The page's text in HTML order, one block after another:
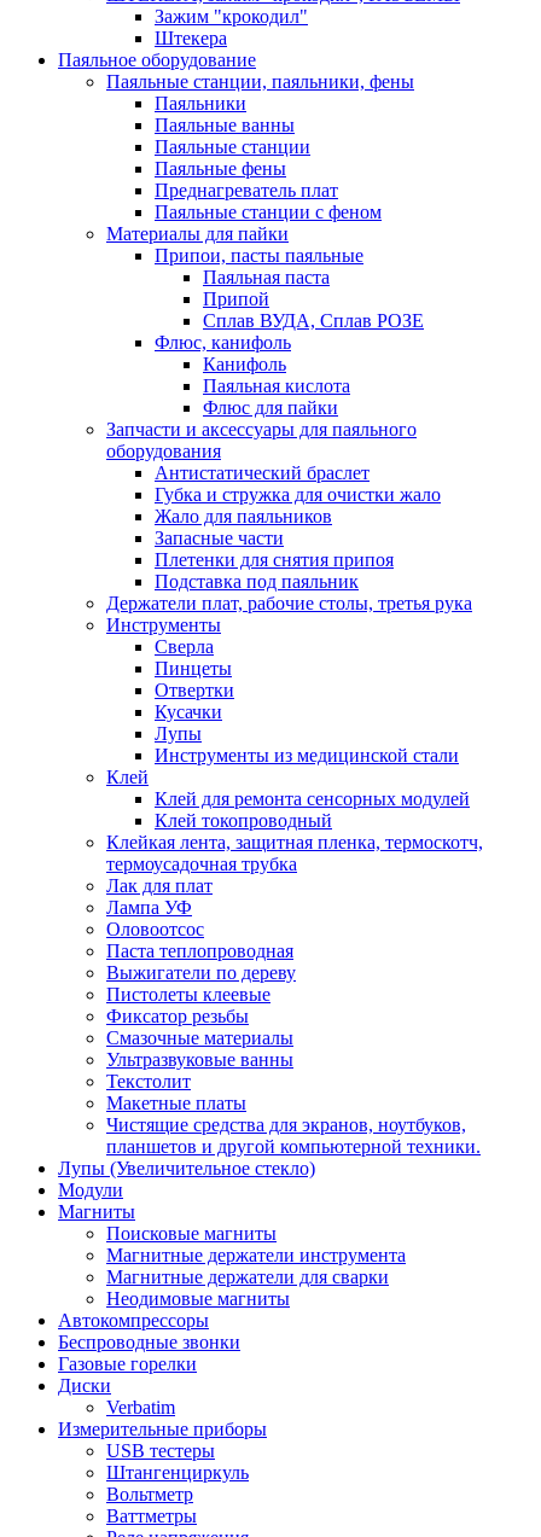
Зажим "крокодил"
Штекера
Паяльное оборудование
Паяльные станции, паяльники, фены
Паяльники
Паяльные ванны
Паяльные станции
Паяльные фены
Преднагреватель плат
Паяльные станции с феном
Материалы для пайки
Припои, пасты паяльные
Паяльная паста
Припой
Сплав ВУДА, Сплав РОЗЕ
Флюс, канифоль
Канифоль
Паяльная кислота
Флюс для пайки
Запчасти и аксессуары для паяльного
оборудования
Антистатический браслет
Губка и стружка для очистки жало
Жало для паяльников
Запасные части
Плетенки для снятия припоя
Подставка под паяльник
Держатели плат, рабочие столы, третья рука
Инструменты
Сверла
Пинцеты
Отвертки
Кусачки
Лупы
Инструменты из медицинской стали
Клей
Клей для ремонта сенсорных модулей
Клей токопроводный
Клейкая лента, защитная пленка, термоскотч,
термоусадочная трубка
Лак для плат
Лампа УФ
Оловоотсос
Паста теплопроводная
Выжигатели по дереву
Пистолеты клеевые
Фиксатор резьбы
Смазочные материалы
Ультразвуковые ванны
Текстолит
Макетные платы
Чистящие средства для экранов, ноутбуков,
планшетов и другой компьютерной техники.
Лупы (Увеличительное стекло)
Модули
Магниты
Поисковые магниты
Магнитные держатели инструмента
Магнитные держатели для сварки
Неодимовые магниты
Автокомпрессоры
Беспроводные звонки
Газовые горелки
Диски
Verbatim
Измерительные приборы
USB тестеры
Штангенциркуль
Вольтметр
Ваттметры